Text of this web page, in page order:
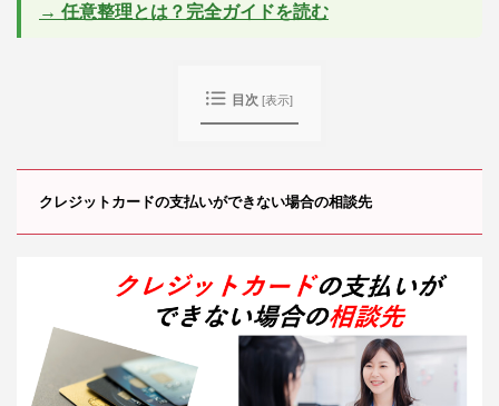
→ 任意整理とは？完全ガイドを読む
目次 [表示]
クレジットカードの支払いができない場合の相談先